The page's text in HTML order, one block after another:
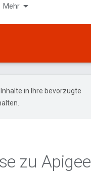
Mehr
in Ihre bevorzugte
zu Apigee